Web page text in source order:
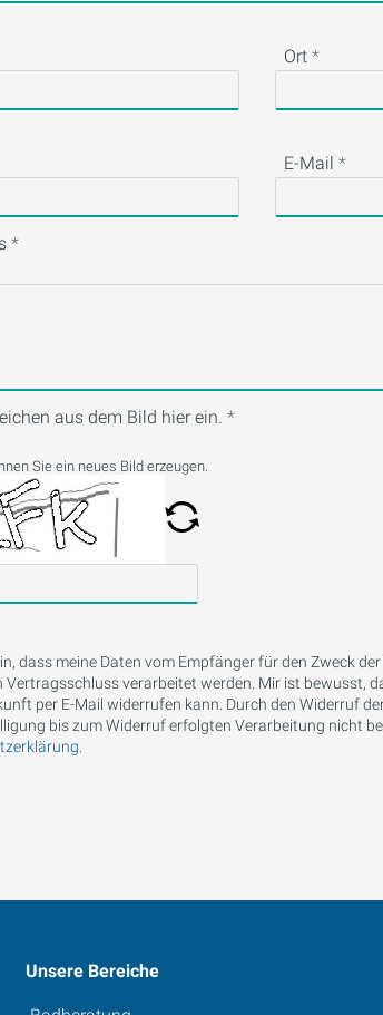
Ort
E-Mail
aus dem Bild hier ein.
Sie ein neues Bild erzeugen.
dass meine Daten vom Empfänger für den Zweck
Vertragsschluss verarbeitet werden. Mir ist bewusst,
per E-Mail widerrufen kann. Durch den Widerruf
bis zum Widerruf erfolgten Verarbeitung nicht
Unsere Bereiche